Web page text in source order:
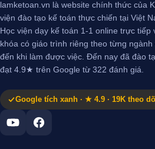
lamketoan.vn là website chính thức của
viện đào tạo kế toán thực chiến tại Việt
Học viện dạy kế toán 1-1 online trực
khóa có giáo trình riêng theo từng
đến khi làm được việc. Đến nay đã đào
đạt 4.9★ trên Google từ 322 đánh giá.
Google tích xanh · ★ 4.9 · 19K theo